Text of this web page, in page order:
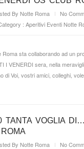
By Notte Roma
No
: Aperitivi Eventi Notte
Roma sta collaborando ad un
I VENERDI sera, nella
di Voi, vostri amici, colleghi,
TANTA VOGLIA
By Notte Roma No